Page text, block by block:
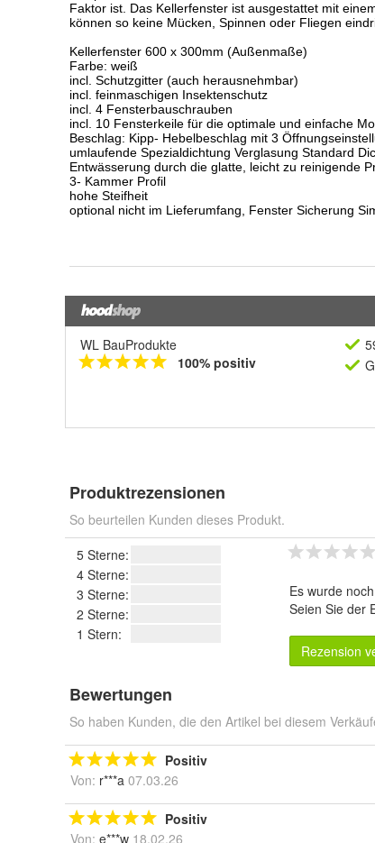
WL BauProdukte
100% positiv
Produktrezensionen
So beurteilen Kunden dieses Produkt.
5 Sterne:
4 Sterne:
3 Sterne:
2 Sterne:
1 Stern:
Es wurde
Seien Sie der
Rezension
Bewertungen
So haben Kunden, die den Artikel bei diesem
Positiv
Von: r***a 07.03.26
Positiv
Von: e***w 18.02.26